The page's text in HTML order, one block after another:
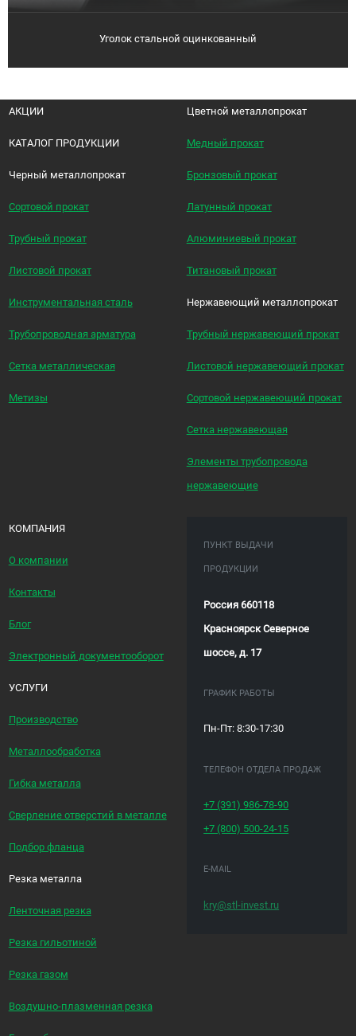
Уголок стальной оцинкованный
АКЦИИ
КАТАЛОГ ПРОДУКЦИИ
Черный металлопрокат
Сортовой прокат
Трубный прокат
Листовой прокат
Инструментальная сталь
Трубопроводная арматура
Сетка металлическая
Метизы
Цветной металлопрокат
Медный прокат
Бронзовый прокат
Латунный прокат
Алюминиевый прокат
Титановый прокат
Нержавеющий металлопрокат
Трубный нержавеющий прокат
Листовой нержавеющий прокат
Сортовой нержавеющий прокат
Сетка нержавеющая
Элементы трубопровода
нержавеющие
КОМПАНИЯ
О компании
Контакты
Блог
Электронный документооборот
УСЛУГИ
Производство
Металлообработка
Гибка металла
Сверление отверстий в металле
Подбор фланца
Резка металла
Ленточная резка
Резка гильотиной
Резка газом
Воздушно-плазменная резка
ПУНКТ ВЫДАЧИ
ПРОДУКЦИИ
Россия 660118
Красноярск Северное
шоссе, д. 17
ГРАФИК РАБОТЫ
Пн-Пт: 8:30-17:30
ТЕЛЕФОН ОТДЕЛА ПРОДАЖ
+7 (391)986-78-90
+7 (800) 500-24-15
E-MAIL
kry@stl-invest.ru